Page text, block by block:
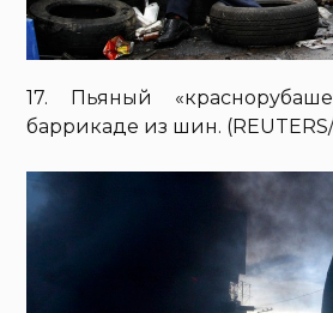
17. Пьяный
баррикаде из шин.